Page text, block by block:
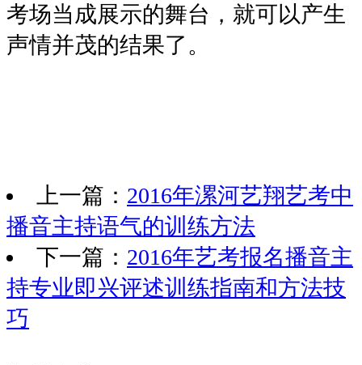
考场当成展示的舞台，就可以产生
声情并茂的结果了。
上一篇： 2016年漯河艺翔艺考中
播音主持语气的训练方法
下一篇： 2016年艺考报名播音主
持专业即兴评述训练指南和方法技
巧